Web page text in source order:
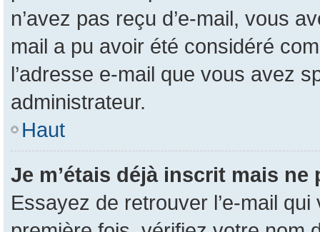
n’avez pas reçu d’e-mail, vous
mail a pu avoir été considéré
l’adresse e-mail que vous avez
administrateur.
Haut
Je m’étais déjà inscrit mais
Essayez de retrouver l’e-mail